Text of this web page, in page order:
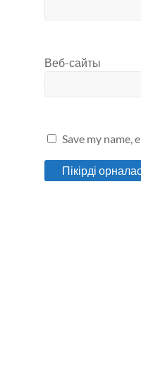
Веб-сайты
Save my name,